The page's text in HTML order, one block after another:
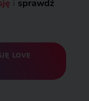
sprawdź
LOVE